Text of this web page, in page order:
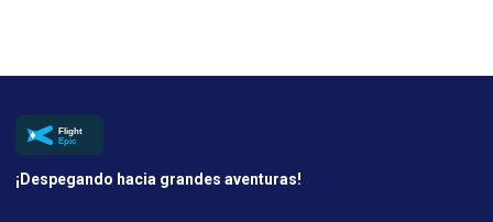
¡Despegando hacia grandes aventuras!